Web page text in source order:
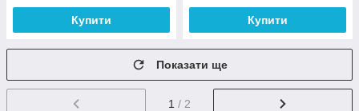
Купити Купити
Показати ще
1 / 2